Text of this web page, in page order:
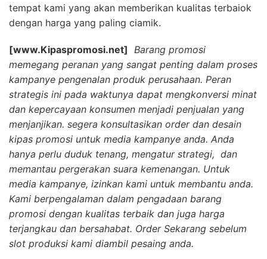
tempat kami yang akan memberikan kualitas terbaiok
dengan harga yang paling ciamik.
[www.Kipaspromosi.net] Barang promosi
memegang peranan yang sangat penting dalam proses
kampanye pengenalan produk perusahaan. Peran
strategis ini pada waktunya dapat mengkonversi minat
dan kepercayaan konsumen menjadi penjualan yang
menjanjikan. segera konsultasikan order dan desain
kipas promosi untuk media kampanye anda. Anda
hanya perlu duduk tenang, mengatur strategi, dan
memantau pergerakan suara kemenangan. Untuk
media kampanye, izinkan kami untuk membantu anda.
Kami berpengalaman dalam pengadaan barang
promosi dengan kualitas terbaik dan juga harga
terjangkau dan bersahabat. Order Sekarang sebelum
slot produksi kami diambil pesaing anda.